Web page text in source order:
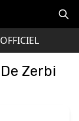
OFFICIEL
Zerbi